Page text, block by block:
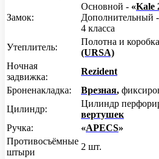
Замок:
Основной - «Kale
Дополнительный -
4 класса
Утеплитель:
Полотна и коробка
(URSA)
Ночная
задвижка:
Rezident
Броненакладка:
Врезная,
Цилиндр:
Цилиндр
вертушек
Ручка:
«APECS»
Противосъёмные
штыри
2 шт.